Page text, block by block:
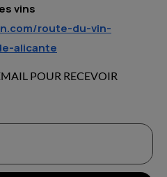
vins
route-du-vin-
alicante
POUR RECEVOIR